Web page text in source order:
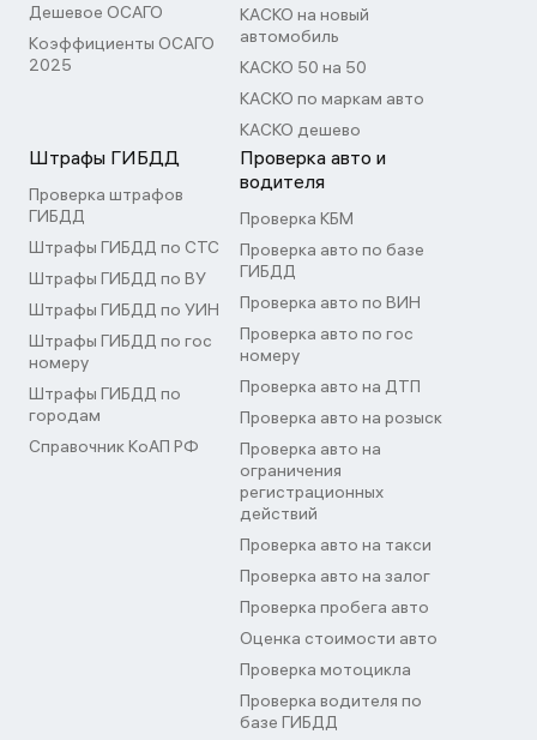
Дешевое ОСАГО
Коэффициенты ОСАГО
2025
КАСКО на новый
автомобиль
КАСКО 50 на 50
КАСКО по маркам авто
КАСКО дешево
Штрафы ГИБДД
Проверка штрафов
ГИБДД
Штрафы ГИБДД по СТС
Штрафы ГИБДД по ВУ
Штрафы ГИБДД по УИН
Штрафы ГИБДД по гос
номеру
Штрафы ГИБДД по
городам
Справочник КоАП РФ
Проверка авто и
водителя
Проверка КБМ
Проверка авто по базе
ГИБДД
Проверка авто по ВИН
Проверка авто по гос
номеру
Проверка авто на ДТП
Проверка авто на розыск
Проверка авто на
ограничения
регистрационных
действий
Проверка авто на такси
Проверка авто на залог
Проверка пробега авто
Оценка стоимости авто
Проверка мотоцикла
Проверка водителя по
базе ГИБДД